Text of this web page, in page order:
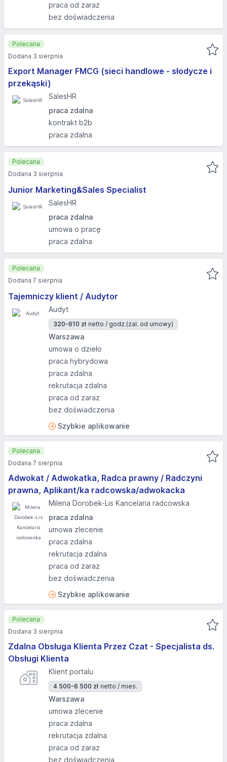
praca od zaraz
bez doświadczenia
Export Manager FMCG (sieci handlowe - słodycze i
przekąski)
SalesHR
praca zdalna
kontrakt b2b
praca zdalna
Polecana
Dodana 3 sierpnia
Junior Marketing&Sales Specialist
SalesHR
praca zdalna
umowa o pracę
praca zdalna
Polecana
Dodana 3 sierpnia
Tajemniczy klient / Audytor
Audyt
320-610 zł netto / godz.(zal. od umowy)
Warszawa
umowa o dzieło
praca hybrydowa
praca zdalna
rekrutacja zdalna
praca od zaraz
bez doświadczenia
Szybkie aplikowanie
Polecana
Dodana 7 sierpnia
Adwokat / Adwokatka, Radca prawny / Radczyni
prawna, Aplikant/ka radcowska/adwokacka
Milena Dorobek-Lis Kancelaria radcowska
praca zdalna
umowa zlecenie
praca zdalna
rekrutacja zdalna
praca od zaraz
bez doświadczenia
Szybkie aplikowanie
Polecana
Dodana 7 sierpnia
Zdalna Obsługa Klienta Przez Czat - Specjalista ds.
Obsługi Klienta
Klient portalu
4 500-6 500 zł netto / mies.
Warszawa
umowa zlecenie
praca zdalna
rekrutacja zdalna
praca od zaraz
bez doświadczenia
Polecana
Dodana 3 sierpnia